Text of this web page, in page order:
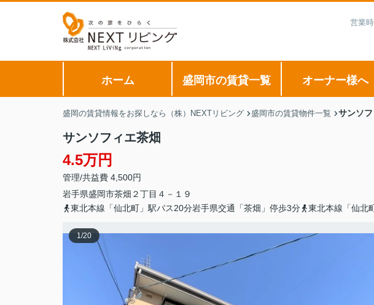
営業
ホーム 盛岡市の賃貸一覧 オーナー様へ
盛岡の賃貸情報をお探しなら（株）NEXTリビング 盛岡市の賃貸物件一覧 サンソ
サンソフィエ茶畑
4.5万円
管理/共益費 4,500円
岩手県盛岡市茶畑 ２丁目４－１９
東北本線「仙北町」駅バス20分岩手県交通「茶畑」停歩3分
東北本線「仙北
1/20